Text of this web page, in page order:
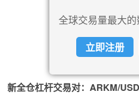
全球交易量最大
立即注册
新全仓杠杆交易对： ARKM/